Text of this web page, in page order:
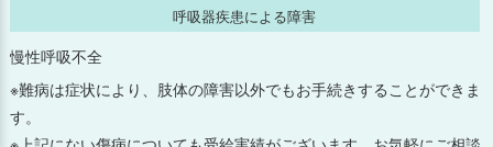
2024年4月
2024年3月
呼吸器疾患による障害
慢性呼吸不全
※難病は症状により、肢体の障害以外でもお手続きすることができま
す。